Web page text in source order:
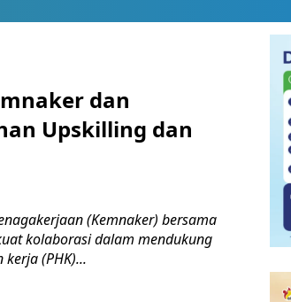
dan
Upskilling dan
(Kemnaker) bersama
kolaborasi dalam mendukung
(PHK)...